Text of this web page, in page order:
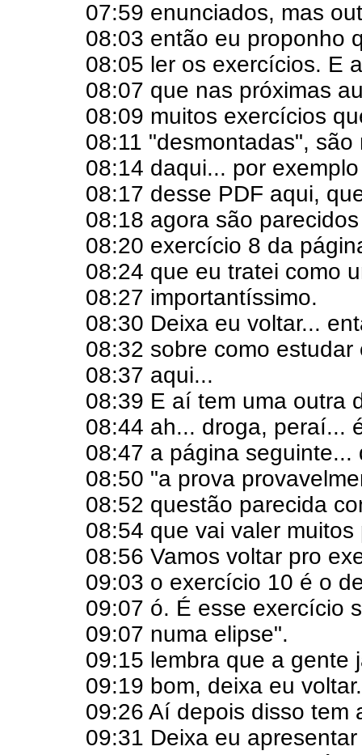
07:59 enunciados, mas
08:03 então eu proponho
08:05 ler os exercícios. E
08:07 que nas próximas
08:09 muitos exercícios
08:11 "desmontadas",
08:14 daqui... por
08:17 desse PDF aqui,
08:18 agora são
08:20 exercício 8 da
08:24 que eu tratei como
08:27 importantíssimo.
08:30 Deixa eu voltar...
08:32 sobre como
08:37 aqui...
08:39 E aí tem uma outra
08:44 ah... droga, peraí...
08:47 a página seguinte...
08:50 "a prova
08:52 questão parecida
08:54 que vai valer muitos
08:56 Vamos voltar pro
09:03 o exercício 10 é o
09:07 ó. É esse exercício
09:07 numa elipse".
09:15 lembra que a gente
09:19 bom, deixa eu voltar.
09:26 Aí depois disso tem
09:31 Deixa eu